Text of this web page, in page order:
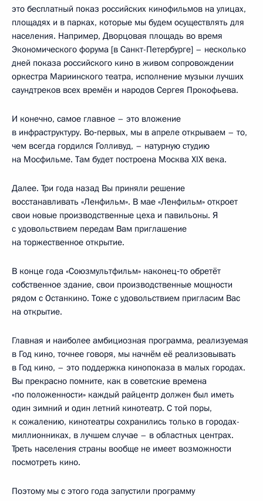
это бесплатный показ российских кинофильмов на улицах,
площадях и в парках, которые мы будем осуществлять для
населения. Например, Дворцовая площадь во время
Экономического форума [в Санкт-Петербурге] – несколько
дней показа российского кино в живом сопровождении
оркестра Мариинского театра, исполнение музыки лучших
саундтреков всех времён и народов Сергея Прокофьева.
И конечно, самое главное – это вложение
в инфраструктуру. Во‑первых, мы в апреле открываем – то,
чем всегда гордился Голливуд, – натурную студию
на Мосфильме. Там будет построена Москва XIX века.
Далее. Три года назад Вы приняли решение
восстанавливать «Ленфильм». В мае «Ленфильм» откроет
свои новые производственные цеха и павильоны. Я
с удовольствием передам Вам приглашение
на торжественное открытие.
В конце года «Союзмультфильм» наконец‑то обретёт
собственное здание, свои производственные мощности
рядом с Останкино. Тоже с удовольствием пригласим Вас
на открытие.
Главная и наиболее амбициозная программа, реализуемая
в Год кино, точнее говоря, мы начнём её реализовывать
в Год кино, – это поддержка кинопоказа в малых городах.
Вы прекрасно помните, как в советские времена
«по положенности» каждый райцентр должен был иметь
один зимний и один летний кинотеатр. С той поры,
к сожалению, кинотеатры сохранились только в городах-
миллионниках, в лучшем случае – в областных центрах.
Треть населения страны вообще не имеет возможности
посмотреть кино.
Поэтому мы с этого года запустили программу